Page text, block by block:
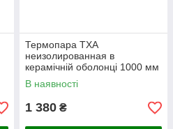
Термопара ТХА
неизолированная в
керамічній оболонці 1000 мм
(0...1000°C)
В наявності
1 380 ₴